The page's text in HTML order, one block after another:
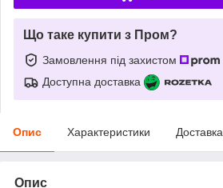
Що таке купити з Пром?
Замовлення під захистом
Доступна доставка
Опис Характеристики Доставка
Опис